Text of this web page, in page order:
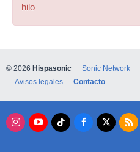
hilo
© 2026 Hispasonic Sonic Network
Avisos legales
Contacto